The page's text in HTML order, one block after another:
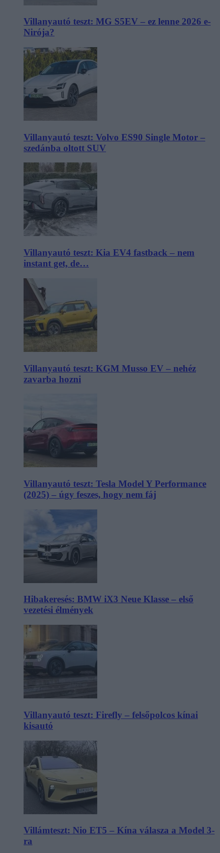
Villanyautó teszt: MG S5EV – ez lenne 2026 e-
Nirója?
Villanyautó teszt: Volvo ES90 Single Motor –
szedánba oltott SUV
Villanyautó teszt: Kia EV4 fastback – nem
instant get, de…
Villanyautó teszt: KGM Musso EV – nehéz
zavarba hozni
Villanyautó teszt: Tesla Model Y Performance
(2025) – úgy feszes, hogy nem fáj
Hibakeresés: BMW iX3 Neue Klasse – első
vezetési élmények
Villanyautó teszt: Firefly – felsőpolcos kínai
kisautó
Villámteszt: Nio ET5 – Kína válasza a Model 3-
ra